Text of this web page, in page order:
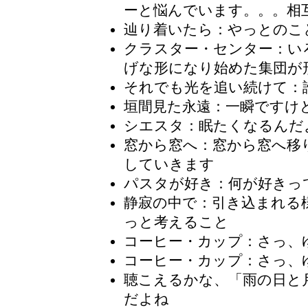
ーと悩んでいます。。。相
辿り着いたら：やっとの
クラスター・センター：
げな形になり始めた集団が
それでも光を追い続けて
垣間見た永遠：一瞬ですけ
シエスタ：眠たくなるん
窓から窓へ：窓から窓へ
していきます
パスタが好き：何が好き
静寂の中で：引き込まれ
っと考えること
コーヒー・カップ：さっ
コーヒー・カップ ：さっ
聴こえるかな、「雨の日と
だよね